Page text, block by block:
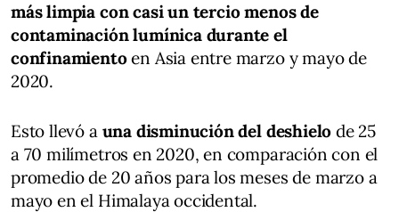
más limpia con casi un tercio menos de
contaminación lumínica durante el
confinamientoen Asia entre marzo y mayo de
2020.
Esto llevó a una disminución del deshielo de 25
a 70 milímetros en 2020, en comparación con el
promedio de 20 años para los meses de marzo a
mayo en el Himalaya occidental.